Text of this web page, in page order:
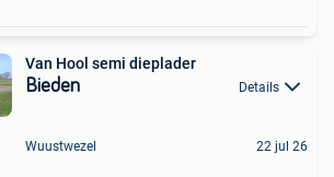
Van Hool semi dieplader
Bieden Details
Wuustwezel 22 jul 26